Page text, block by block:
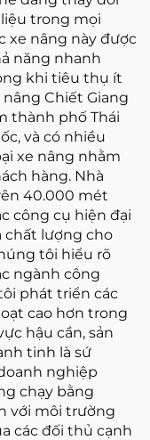
trong mọi
xe nâng này được
năng nhanh
khi tiêu thụ ít
Chiết Giang
thành phố Thái
và có nhiều
xe nâng nhằm
hàng. Nhà
40.000 mét
công cụ hiện đại
chất lượng cho
tôi hiểu rõ
ngành công
phát triển các
cao hơn trong
hậu cần, sản
tinh là sứ
nghiệp
chạy bằng
với môi trường
các đối thủ cạnh